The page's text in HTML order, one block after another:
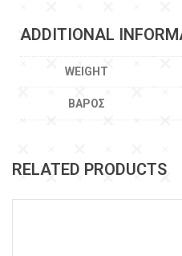
ADDITIONAL
WEIGHT
ΒΆΡΟΣ
RELATED PRODUCTS